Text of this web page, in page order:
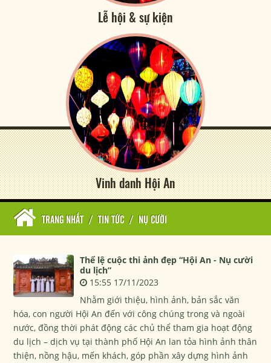
Lễ hội & sự kiện
Vinh danh Hội An
TRANG NHẤT / TIN TỨC / NỤ CƯỜI
Thể lệ cuộc thi ảnh đẹp “Hội An - Nụ cười
du lịch”
15:55 17/11/2023
Nhằm giới thiệu, hình ảnh, bản sắc văn
hóa, con người Hội An đến với công chúng trong và ngoài
nước, đồng thời phát động các chủ thể tham gia hoạt động
du lịch – dịch vụ tại thành phố Hội An lan tỏa hình ảnh thân
thiện, nồng hậu, mến khách, góp phần xây dựng hình ảnh